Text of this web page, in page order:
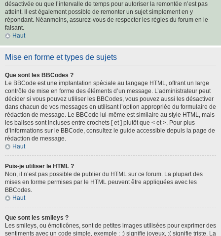
désactivée ou que l’intervalle de temps pour autoriser la remontée n’est pas
atteint. Il est également possible de remonter un sujet simplement en y
répondant. Néanmoins, assurez-vous de respecter les règles du forum en le
faisant.
Haut
Mise en forme et types de sujets
Que sont les BBCodes ?
Le BBCode est une implantation spéciale au langage HTML, offrant un large
contrôle de mise en forme des éléments d’un message. L’administrateur peut
décider si vous pouvez utiliser les BBCodes, vous pouvez aussi les désactiver
dans chacun de vos messages en utilisant l’option appropriée du formulaire de
rédaction de message. Le BBCode lui-même est similaire au style HTML, mais
les balises sont incluses entre crochets [ et ] plutôt que < et >. Pour plus
d’informations sur le BBCode, consultez le guide accessible depuis la page de
rédaction de message.
Haut
Puis-je utiliser le HTML ?
Non, il n’est pas possible de publier du HTML sur ce forum. La plupart des
mises en forme permises par le HTML peuvent être appliquées avec les
BBCodes.
Haut
Que sont les smileys ?
Les smileys, ou émoticônes, sont de petites images utilisées pour exprimer des
sentiments avec un code simple, exemple : :) signifie joyeux, :( signifie triste. La